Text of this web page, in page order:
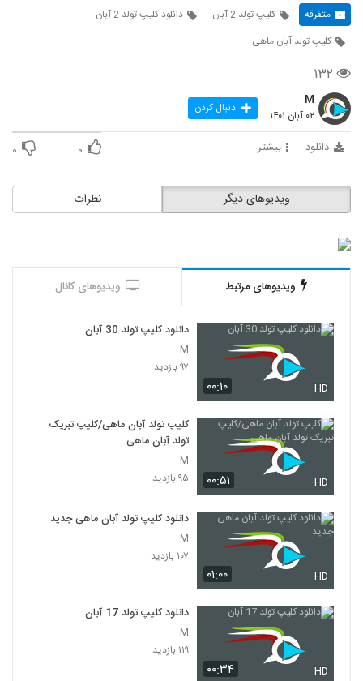
متفرقه کلیپ تولد 2 آبان
دانلود کلیپ تولد 2 آبان
کلیپ تولد آبان ماهی
۱۳۲
M
۰۲ آبان ۱۴۰۱ دنبال کردن
دانلود بیشتر ۰ ۰
نظرات ویدیوهای دیگر
ویدیوهای مرتبط ویدیوهای کانال
۰۰:۱۰ HD
دانلود کلیپ تولد 30 آبان
M
۹۷ بازدید
۰۰:۵۱ HD
کلیپ تولد آبان ماهی/کلیپ تبریک
تولد آبان ماهی
M
۹۵ بازدید
۰۱:۰۰ HD
دانلود کلیپ تولد آبان ماهی جدید
M
۱۰۷ بازدید
۰۰:۳۴ HD
دانلود کلیپ تولد 17 آبان
M
۱۱۹ بازدید